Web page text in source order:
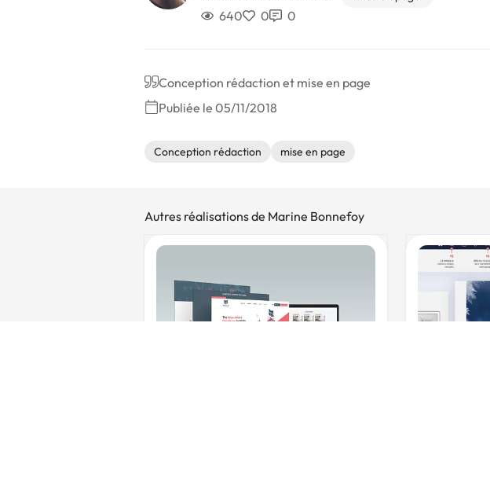
640 0 0
Conception rédaction et mise en page
Publiée le 05/11/2018
Conception rédaction mise en page
Autres réalisations de Marine Bonnefoy